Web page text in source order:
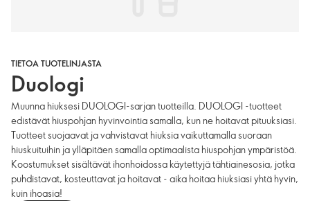
TIETOA TUOTELINJASTA
Duologi
Muunna hiuksesi DUOLOGI-sarjan tuotteilla. DUOLOGI -tuotteet
edistävät hiuspohjan hyvinvointia samalla, kun ne hoitavat pituuksiasi.
Tuotteet suojaavat ja vahvistavat hiuksia vaikuttamalla suoraan
hiuskuituihin ja ylläpitäen samalla optimaalista hiuspohjan ympäristöä.
Koostumukset sisältävät ihonhoidossa käytettyjä tähtiainesosia, jotka
puhdistavat, kosteuttavat ja hoitavat - aika hoitaa hiuksiasi yhtä hyvin,
kuin ihoasia!